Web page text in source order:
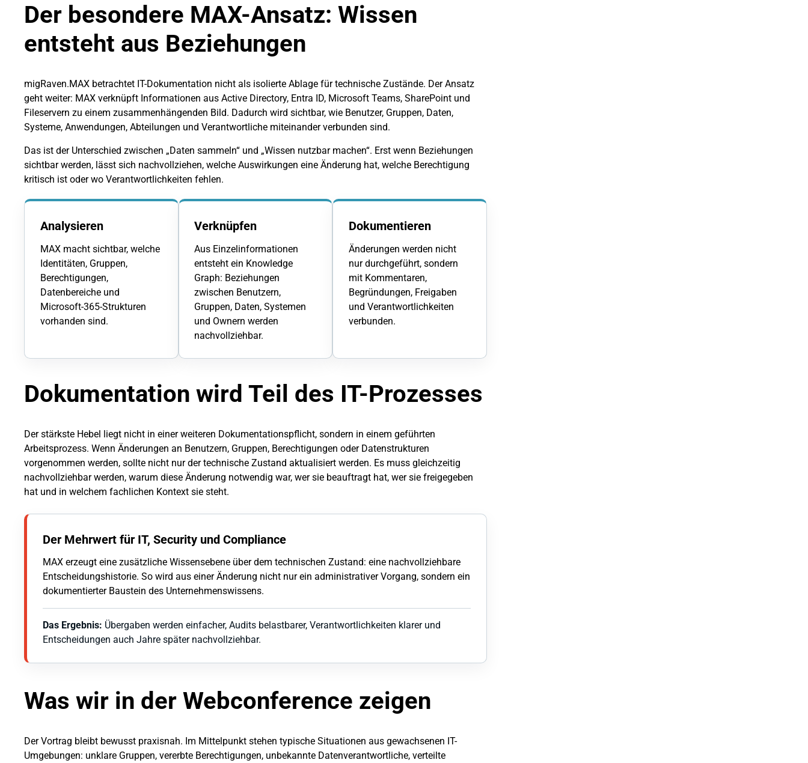
Der besondere MAX-Ansatz: Wissen
entsteht aus Beziehungen
migRaven.MAX betrachtet IT-Dokumentation nicht als isolierte Ablage für technische Zustände. Der Ansatz
geht weiter: MAX verknüpft Informationen aus Active Directory, Entra ID, Microsoft Teams, SharePoint und
Fileservern zu einem zusammenhängenden Bild. Dadurch wird sichtbar, wie Benutzer, Gruppen, Daten,
Systeme, Anwendungen, Abteilungen und Verantwortliche miteinander verbunden sind.
Das ist der Unterschied zwischen „Daten sammeln“ und „Wissen nutzbar machen“. Erst wenn Beziehungen
sichtbar werden, lässt sich nachvollziehen, welche Auswirkungen eine Änderung hat, welche Berechtigung
kritisch ist oder wo Verantwortlichkeiten fehlen.
Analysieren
MAX macht sichtbar, welche
Identitäten, Gruppen,
Berechtigungen,
Datenbereiche und
Microsoft-365-Strukturen
vorhanden sind.
Verknüpfen
Aus Einzelinformationen
entsteht ein Knowledge
Graph: Beziehungen
zwischen Benutzern,
Gruppen, Daten, Systemen
und Ownern werden
nachvollziehbar.
Dokumentieren
Änderungen werden nicht
nur durchgeführt, sondern
mit Kommentaren,
Begründungen, Freigaben
und Verantwortlichkeiten
verbunden.
Dokumentation wird Teil des IT-Prozesses
Der stärkste Hebel liegt nicht in einer weiteren Dokumentationspflicht, sondern in einem geführten
Arbeitsprozess. Wenn Änderungen an Benutzern, Gruppen, Berechtigungen oder Datenstrukturen
vorgenommen werden, sollte nicht nur der technische Zustand aktualisiert werden. Es muss gleichzeitig
nachvollziehbar werden, warum diese Änderung notwendig war, wer sie beauftragt hat, wer sie freigegeben
hat und in welchem fachlichen Kontext sie steht.
Der Mehrwert für IT, Security und Compliance
MAX erzeugt eine zusätzliche Wissensebene über dem technischen Zustand: eine nachvollziehbare
Entscheidungshistorie. So wird aus einer Änderung nicht nur ein administrativer Vorgang, sondern ein
dokumentierter Baustein des Unternehmenswissens.
Das Ergebnis: Übergaben werden einfacher, Audits belastbarer, Verantwortlichkeiten klarer und
Entscheidungen auch Jahre später nachvollziehbar.
Was wir in der Webconference zeigen
Der Vortrag bleibt bewusst praxisnah. Im Mittelpunkt stehen typische Situationen aus gewachsenen IT-
Umgebungen: unklare Gruppen, vererbte Berechtigungen, unbekannte Datenverantwortliche, verteilte